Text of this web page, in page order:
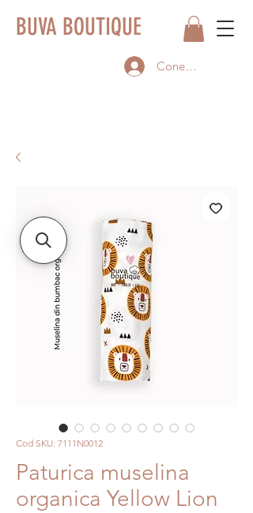
BUVA BOUTIQUE
Conectează-te
Cod SKU: 7111N0012
Paturica muselina
organica Yellow Lion